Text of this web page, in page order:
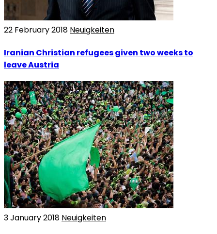
22 February 2018 Neuigkeiten
Iranian Christian refugees given two weeks to
leave Austria
3 January 2018 Neuigkeiten